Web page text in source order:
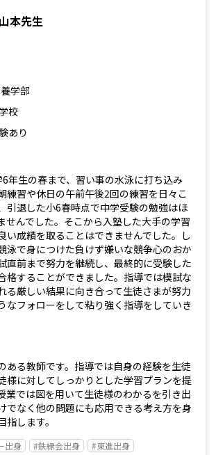
山本先生
学部
校
あり
年生の春まで、習い事の水泳に打ち込み
練習や休日の午前午後2回の練習を日々こ
引退した小6春時点で中学受験の勉強はほ
せんでした。そこから入塾した大手の学習
い成績を取ることはできませんでした。し
泳で身につけた負けず嫌いな競争心のおか
直前まで努力を継続し、最終的に受験した
格することができました。指導では模試な
る厳しい結果に向き合って生徒さまが努力
なフォローをして粘り強く指導をしていき
ある教師です。指導では自身の経験を生徒
様に対してしっかりとした学習プランを提
業では図を用いて生徒様のわかるを引き出
でなく他の問題にも応用できる考え方を身
します。
出身 #鉄緑会出身 #東進出身